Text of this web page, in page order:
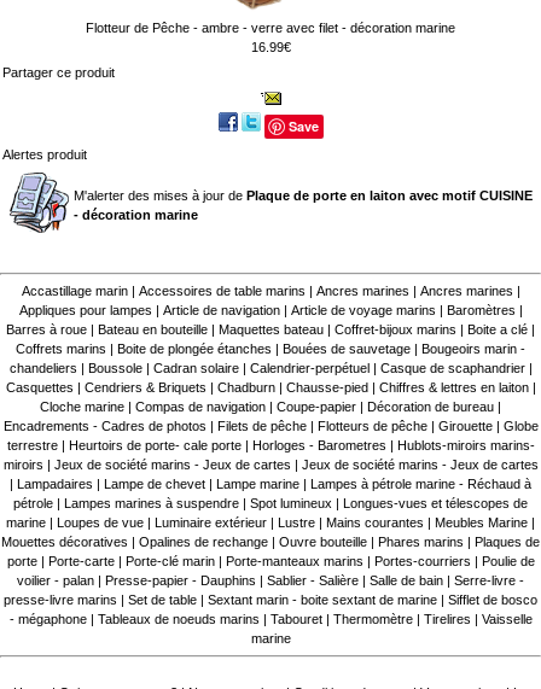
Flotteur de Pêche - ambre - verre avec filet - décoration marine
16.99€
Partager ce produit
Save
Alertes produit
M'alerter des mises à jour de Plaque de porte en laiton avec motif CUISINE
- décoration marine
Accastillage marin| Accessoires de table marins Ancres marines Ancres marines
Appliques pour lampes
Article de navigation| Article de voyage marins Baromètres
Barres à roue
Bateau en bouteille Maquettes bateau Coffret-bijoux marins Boite a clé
Coffrets marins
Boite de plongée étanches Bouées de sauvetage
Bougeoirs marin -
chandeliers
Boussole| Cadran solaire| Calendrier-perpétuel Casque de scaphandrier|
Casquettes
Cendriers & Briquets Chadburn| Chausse-pied Chiffres & lettres en laiton|
Cloche marine
Compas de navigation Coupe-papier Décoration de bureau
Encadrements - Cadres de photos
Filets de pêche| Flotteurs de pêche| Girouette| Globe
terrestre| Heurtoirs de porte- cale porte| Horloges - Barometres
Hublots-miroirs marins-
miroirs
Jeux de société marins - Jeux de cartes
Jeux de société marins - Jeux de cartes
Lampadaires Lampe de chevet Lampe marine
Lampes à pétrole marine - Réchaud à
pétrole
Lampes marines à suspendre Spot lumineux
Longues-vues et télescopes de
marine
Loupes de vue Luminaire extérieur Lustre Mains courantes Meubles Marine
Mouettes décoratives
Opalines de rechange Ouvre bouteille Phares marins
Plaques de
porte| Porte-carte| Porte-clé marin Porte-manteaux marins Portes-courriers
Poulie de
voilier - palan
Presse-papier - Dauphins Sablier - Salière Salle de bain
Serre-livre -
presse-livre marins
Set de table Sextant marin - boite sextant de marine
Sifflet de bosco
- mégaphone| Tableaux de noeuds marins Tabouret| Thermomètre| Tirelires
Vaisselle
marine